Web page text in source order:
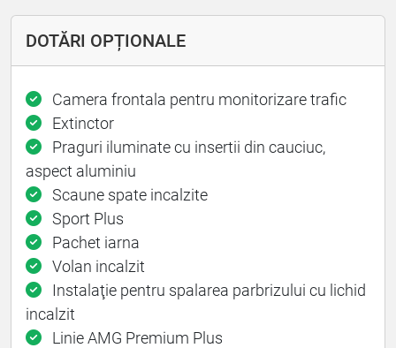
DOTĂRI OPȚIONALE
Camera frontala pentru monitorizare trafic
Extinctor
Praguri iluminate cu insertii din cauciuc,
aspect aluminiu
Scaune spate incalzite
Sport Plus
Pachet iarna
Volan incalzit
Instalaţie pentru spalarea parbrizului cu lichid
incalzit
Linie AMG Premium Plus